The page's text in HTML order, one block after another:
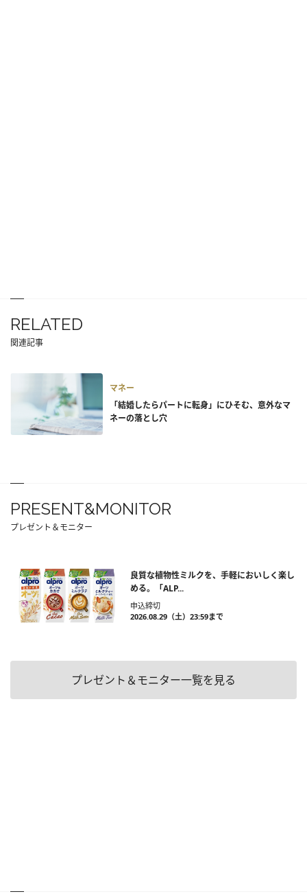
RELATED
関連記事
マネー
「結婚したらパートに転身」にひそむ、意外なマ
ネーの落とし穴
PRESENT&MONITOR
プレゼント＆モニター
良質な植物性ミルクを、手軽においしく楽し
める。「ALP...
申込締切
2026.08.29（土）23:59まで
プレゼント＆モニター一覧を見る